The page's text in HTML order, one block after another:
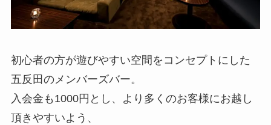
初心者の方が遊びやすい空間をコンセプトにした
五反田のメンバーズバー。
入会金も1000円とし、より多くのお客様にお越し
頂きやすいよう、